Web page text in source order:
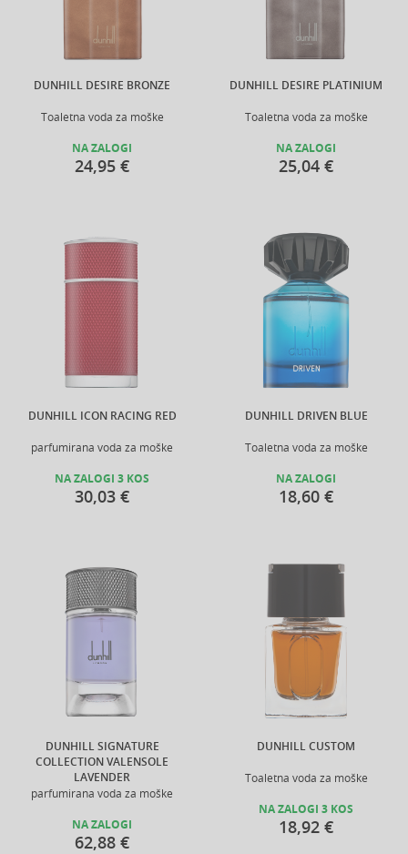
DUNHILL DESIRE BRONZE
Toaletna voda za moške
NA ZALOGI
24,95 €
DUNHILL DESIRE PLATINIUM
Toaletna voda za moške
NA ZALOGI
25,04 €
DUNHILL ICON RACING RED
parfumirana voda za moške
NA ZALOGI 3 KOS
30,03 €
DUNHILL DRIVEN BLUE
Toaletna voda za moške
NA ZALOGI
18,60 €
DUNHILL SIGNATURE
COLLECTION VALENSOLE
LAVENDER
parfumirana voda za moške
NA ZALOGI
62,88 €
DUNHILL CUSTOM
Toaletna voda za moške
NA ZALOGI 3 KOS
18,92 €